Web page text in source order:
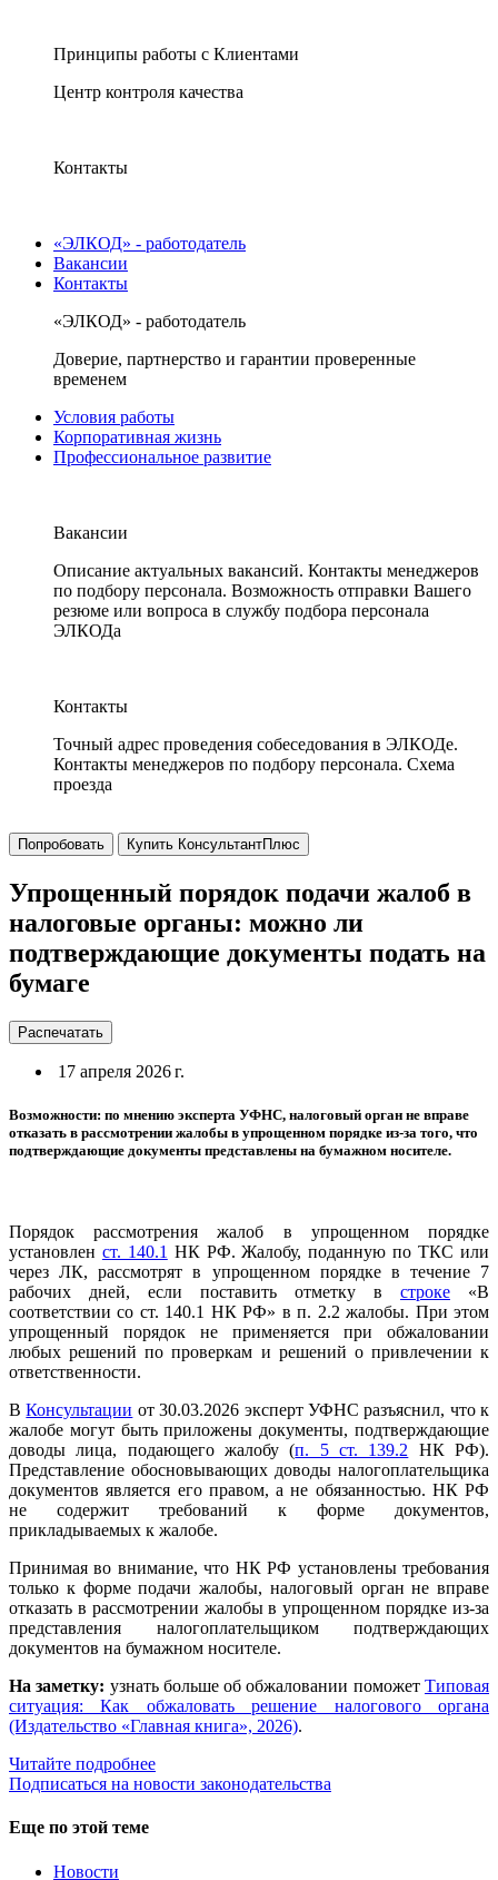
Принципы работы с Клиентами
Центр контроля качества
Контакты
«ЭЛКОД» - работодатель
Вакансии
Контакты
«ЭЛКОД» - работодатель
Доверие, партнерство и гарантии проверенные
временем
Условия работы
Корпоративная жизнь
Профессиональное развитие
Вакансии
Описание актуальных вакансий. Контакты менеджеров
по подбору персонала. Возможность отправки Вашего
резюме или вопроса в службу подбора персонала
ЭЛКОДа
Контакты
Точный адрес проведения собеседования в ЭЛКОДе.
Контакты менеджеров по подбору персонала. Схема
проезда
Попробовать Купить КонсультантПлюс
Упрощенный порядок подачи жалоб в
налоговые органы: можно ли
подтверждающие документы подать на
бумаге
Распечатать
17 апреля 2026 г.
Возможности: по мнению эксперта УФНС, налоговый орган не вправе
отказать в рассмотрении жалобы в упрощенном порядке из-за того, что
подтверждающие документы представлены на бумажном носителе.
Порядок рассмотрения жалоб в упрощенном порядке
установлен ст. 140.1 НК РФ. Жалобу, поданную по ТКС или
через ЛК, рассмотрят в упрощенном порядке в течение 7
рабочих дней, если поставить отметку в строке «В
соответствии со ст. 140.1 НК РФ» в п. 2.2 жалобы. При этом
упрощенный порядок не применяется при обжаловании
любых решений по проверкам и решений о привлечении к
ответственности.
ВКонсультации от 30.03.2026 эксперт УФНС разъяснил, что к
жалобе могут быть приложены документы, подтверждающие
доводы лица, подающего жалобу (п. 5 ст. 139.2 НК РФ).
Представление обосновывающих доводы налогоплательщика
документов является его правом, а не обязанностью. НК РФ
не содержит требований к форме документов,
прикладываемых к жалобе.
Принимая во внимание, что НК РФ установлены требования
только к форме подачи жалобы, налоговый орган не вправе
отказать в рассмотрении жалобы в упрощенном порядке из-за
представления налогоплательщиком подтверждающих
документов на бумажном носителе.
На заметку: узнать больше об обжаловании поможетТиповая
ситуация: Как обжаловать решение налогового органа
(Издательство «Главная книга», 2026).
Читайте подробнее
Подписаться на новости законодательства
Еще по этой теме
Новости